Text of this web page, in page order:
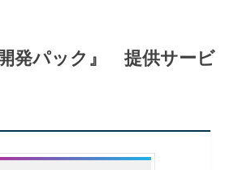
開発パック』 提供サービ